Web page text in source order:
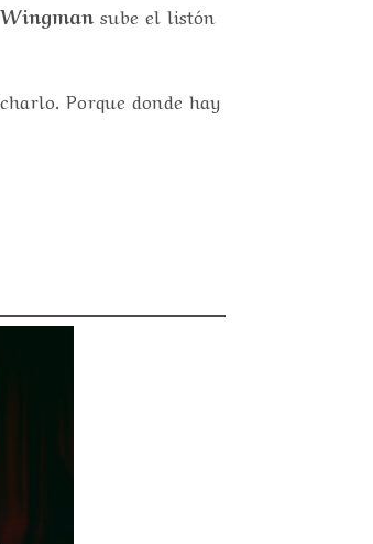
sube el listón
Porque donde hay